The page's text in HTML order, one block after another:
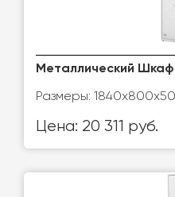
Металлический
Размеры:
Цена: 20 311 руб.